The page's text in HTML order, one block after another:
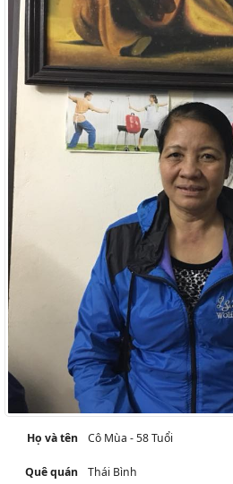
Họ và tên Cô Mùa - 58 Tuổi
Quê quán Thái Bình